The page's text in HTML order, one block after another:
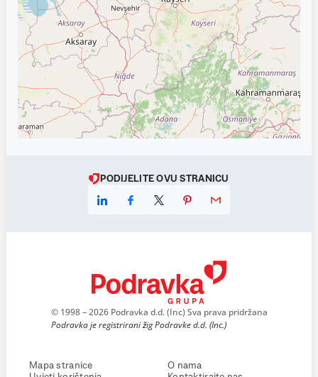
PODIJELITE OVU STRANICU
© 1998 – 2026 Podravka d.d. (Inc) Sva prava pridržana
Podravka je registrirani žig Podravke d.d. (Inc.)
Mapa stranice
O nama